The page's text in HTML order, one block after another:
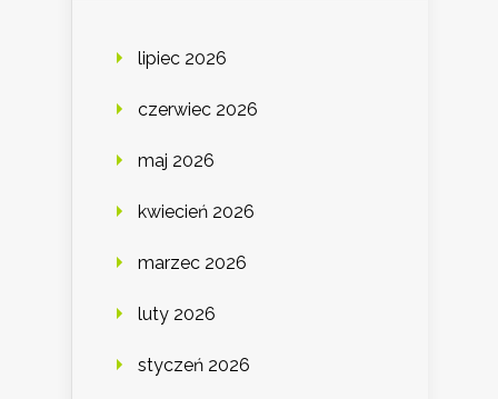
lipiec 2026
czerwiec 2026
maj 2026
kwiecień 2026
marzec 2026
luty 2026
styczeń 2026